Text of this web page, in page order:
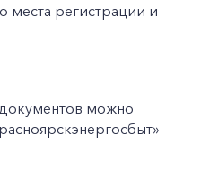
места регистрации и
можно